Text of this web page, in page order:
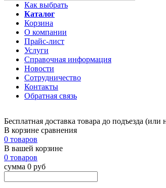
Как выбрать
Каталог
Корзина
О компании
Прайс-лист
Услуги
Справочная информация
Новости
Сотрудничество
Контакты
Обратная связь
Бесплатная доставка товара до подъезда
В корзине сравнения
0 товаров
В вашей корзине
0 товаров
сумма 0 руб